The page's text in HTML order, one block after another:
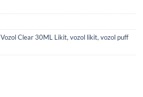
Vozol Clear 30ML Likit, vozol likit, vozol puff